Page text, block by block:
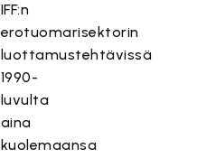
IFF:n
erotuomarisektorin
luottamustehtävissä
1990-
luvulta
aina
kuolemaansa